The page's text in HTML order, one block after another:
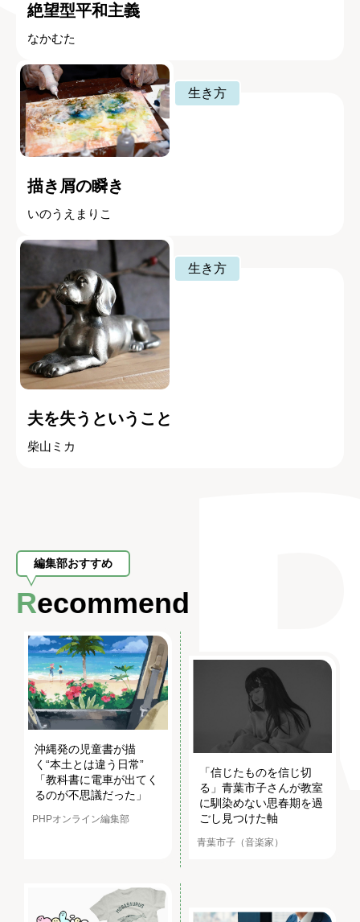
絶望型平和主義
なかむた
生き方
描き屑の瞬き
いのうえまりこ
生き方
夫を失うということ
柴山ミカ
編集部おすすめ
Recommend
沖縄発の児童書が描
く“本土とは違う日常”
「教科書に電車が出てく
るのが不思議だった」
PHPオンライン編集部
「信じたものを信じ切
る」青葉市子さんが教室
に馴染めない思春期を過
ごし見つけた軸
青葉市子（音楽家）